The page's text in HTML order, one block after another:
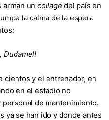
arman un collage del país en
la calma de la espera
Dudamel!
cientos y el entrenador, en
en el estadio no
de mantenimiento.
ya se han ido y donde antes